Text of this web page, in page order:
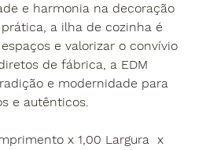
e harmonia na decoração
a ilha de cozinha é
e valorizar o convívio
de fábrica, a EDM
e modernidade para
e autênticos.
x 1,00 Largura x